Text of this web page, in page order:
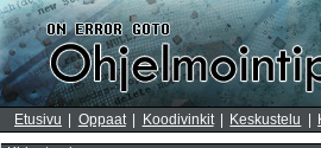
Etusivu Oppaat Koodivinkit Keskustelu